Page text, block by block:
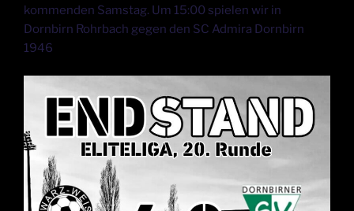
kommenden Samstag. Um 15:00 spielen wir in
Dornbirn Rohrbach gegen den SC Admira Dornbirn
1946